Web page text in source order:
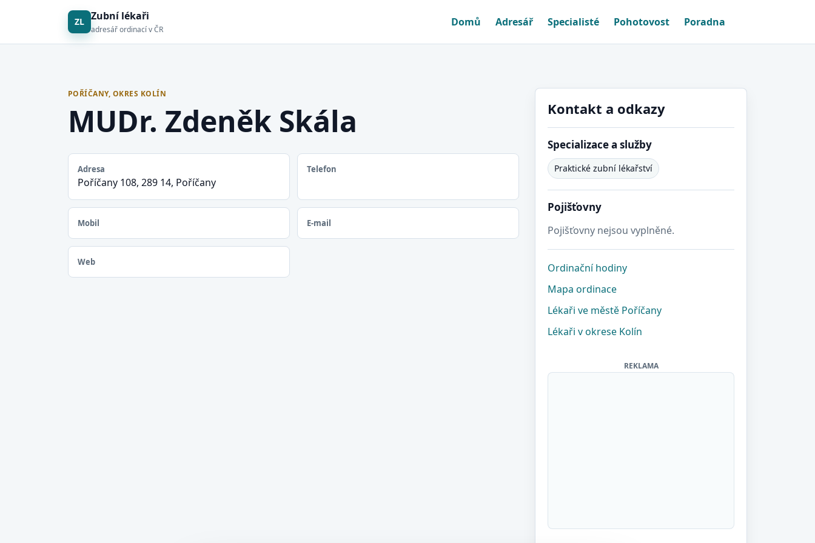
ZL Zubní lékaři
adresář ordinací v ČR
Domů Adresář Specialisté Pohotovost Poradna
POŘÍČANY, OKRES KOLÍN
MUDr. Zdeněk Skála
Adresa
Poříčany 108, 289 14, Poříčany
Telefon
Mobil E-mail
Web
Kontakt a odkazy
Specializace a služby
Praktické zubní lékařství
Pojišťovny
Pojišťovny nejsou vyplněné.
Ordinační hodiny
Mapa ordinace
Lékaři ve městě Poříčany
Lékaři v okrese Kolín
REKLAMA